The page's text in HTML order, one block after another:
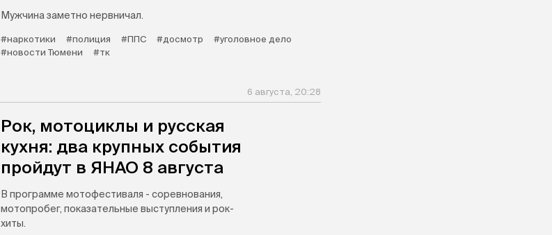
Мужчина заметно нервничал.
#наркотики #полиция #ППС #досмотр
#уголовное дело
#новости Тюмени
#тк
6 августа, 20:28
Рок, мотоциклы и русская
кухня: два крупных события
пройдут в ЯНАО 8 августа
В программе мотофестиваля - соревнования,
мотопробег, показательные выступления и рок-
хиты.